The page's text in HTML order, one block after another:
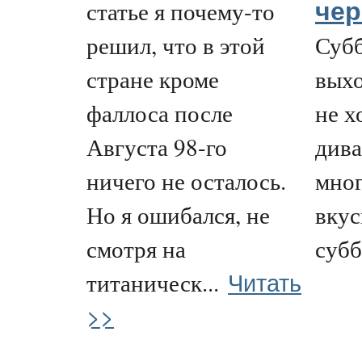
статье я почему-то
решил, что в этой
стране кроме
фаллоса после
Августа 98-го
ничего не осталось.
Но я ошибался, не
смотря на
титаническ... Читать
>>
не